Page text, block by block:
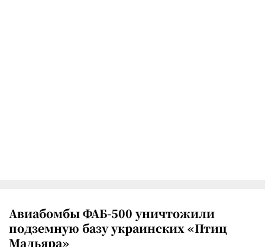
Авиабомбы ФАБ-500 уничтожили
подземную базу украинских «Птиц
Мадьяра»